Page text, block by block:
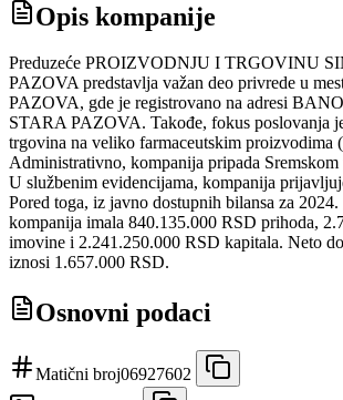
Opis kompanije
Preduzeće PROIZVODNJU I TRGOVINU
PAZOVA predstavlja važan deo privrede u
PAZOVA, gde je registrovano na adresi
STARA PAZOVA. Takođe, fokus poslovanja
trgovina na veliko farmaceutskim proizvodima
Administrativno, kompanija pripada
U službenim evidencijama, kompanija
Pored toga, iz javno dostupnih bilansa za
kompanija imala 840.135.000 RSD prihoda,
imovine i 2.241.250.000 RSD kapitala. Neto
iznosi 1.657.000 RSD.
Osnovni podaci
Matični broj06927602